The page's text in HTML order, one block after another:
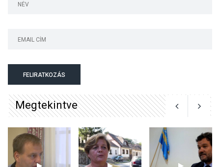
lesz a pilismaróti Duna-
Különleges nyári élményt
kínálnak a szabadtéri
előadások a Skanzenben
FELIRATKOZÁS
Megtekintve